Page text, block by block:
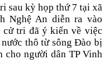
sau kỳ họp thứ 7 tại xã
Nghệ An diễn ra vào
cử tri đã ý kiến về việc
thô từ sông Đào bị
cho người dân TP Vinh